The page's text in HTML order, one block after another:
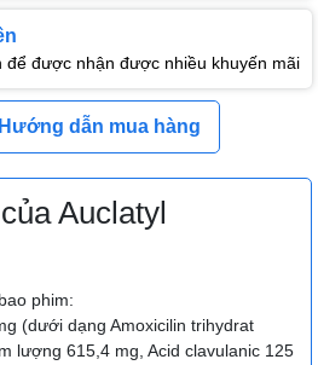
để được nhận được nhiều khuyến mãi
Hướng dẫn mua hàng
Auclatyl
phim:
(dưới dạng Amoxicilin trihydrat
lượng 615,4 mg, Acid clavulanic 125